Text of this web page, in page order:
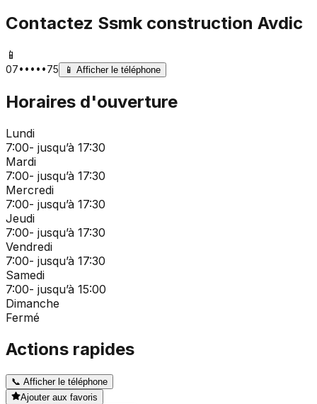
Contactez Ssmk construction Avdic
📱
07•••••75 📱 Afficher le téléphone
Horaires d'ouverture
Lundi
7:00- jusqu’à 17:30
Mardi
7:00- jusqu’à 17:30
Mercredi
7:00- jusqu’à 17:30
Jeudi
7:00- jusqu’à 17:30
Vendredi
7:00- jusqu’à 17:30
Samedi
7:00- jusqu’à 15:00
Dimanche
Fermé
Actions rapides
📞 Afficher le téléphone
Ajouter aux favoris